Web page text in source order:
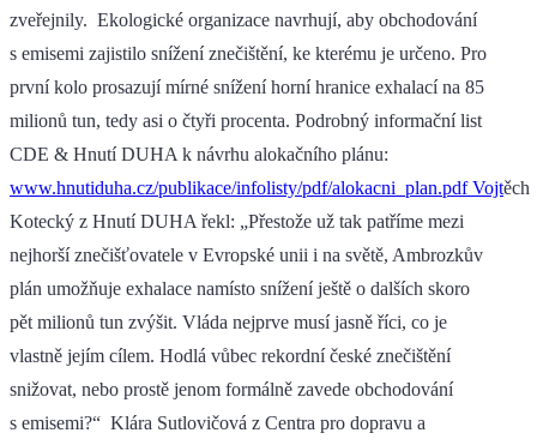
zveřejnily. Ekologické organizace navrhují, aby obchodování
s emisemi zajistilo snížení znečištění, ke kterému je určeno. Pro
první kolo prosazují mírné snížení horní hranice exhalací na 85
milionů tun, tedy asi o čtyři procenta. Podrobný informační list
CDE & Hnutí DUHA k návrhu alokačního plánu:
www.hnutiduha.cz/publikace/infolisty/pdf/alokacni_plan.pdf Vojtěch
Kotecký z Hnutí DUHA řekl: „Přestože už tak patříme mezi
nejhorší znečišťovatele v Evropské unii i na světě, Ambrozkův
plán umožňuje exhalace namísto snížení ještě o dalších skoro
pět milionů tun zvýšit. Vláda nejprve musí jasně říci, co je
vlastně jejím cílem. Hodlá vůbec rekordní české znečištění
snižovat, nebo prostě jenom formálně zavede obchodování
s emisemi?“ Klára Sutlovičová z Centra pro dopravu a